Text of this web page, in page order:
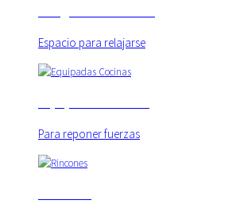
Espacio para relajarse
Para reponer fuerzas